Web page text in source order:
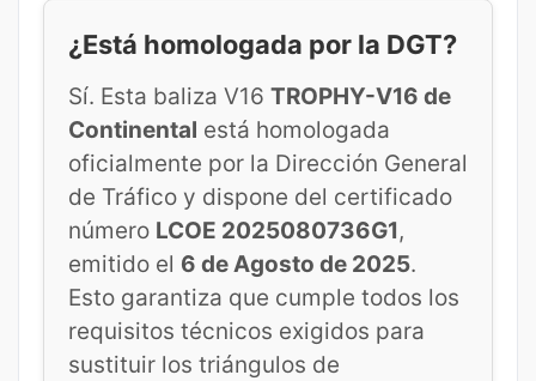
¿Está homologada por la DGT?
Sí. Esta baliza V16 TROPHY-V16 de
Continental está homologada
oficialmente por la Dirección General
de Tráfico y dispone del certificado
número LCOE 2025080736G1,
emitido el 6 de Agosto de 2025.
Esto garantiza que cumple todos los
requisitos técnicos exigidos para
sustituir los triángulos de